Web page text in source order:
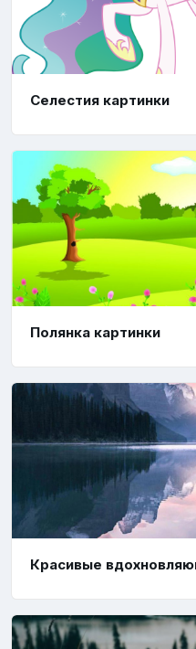
Селестия картинки
Полянка картинки
Красивые